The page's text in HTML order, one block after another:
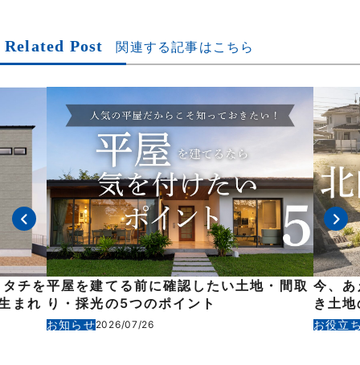
Related Post 関連する記事はこちら
チを
まれ
平屋を建てる前に確認したい土地・間取
り・採光の5つのポイント
お知らせ2026/07/26
今、
き土
お役立